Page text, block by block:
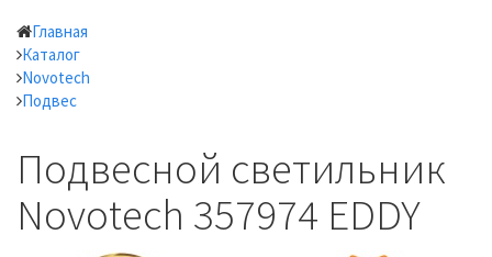
Главная
Каталог
Novotech
Подвес
Подвесной светильник
Novotech 357974 EDDY